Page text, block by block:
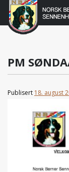
Gå
Norsk
Berner
PM
Publisert 18. august